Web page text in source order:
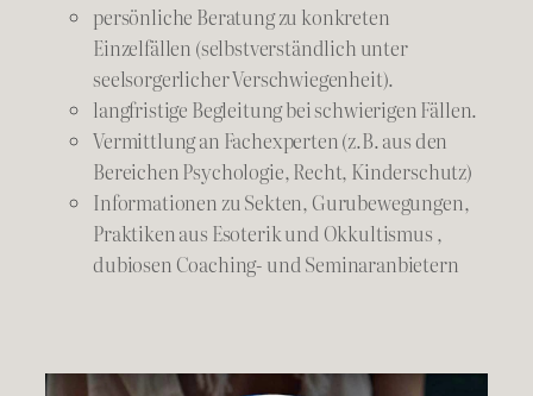
persönliche Beratung zu konkreten
Einzelfällen (selbstverständlich unter
seelsorgerlicher Verschwiegenheit).
langfristige Begleitung bei schwierigen Fällen.
Vermittlung an Fachexperten (z.B. aus den
Bereichen Psychologie, Recht, Kinderschutz)
Informationen zu Sekten, Gurubewegungen,
Praktiken aus Esoterik und Okkultismus ,
dubiosen Coaching- und Seminaranbietern